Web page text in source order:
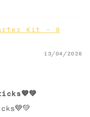
Kit - 9
13/04/2026